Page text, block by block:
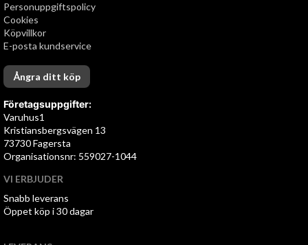
Personuppgiftspolicy
Cookies
Köpvillkor
E-posta kundservice
Ångra ditt köp
Företagsuppgifter:
Varuhus1
Kristiansbergsvägen 13
73730 Fagersta
Organisationsnr: 559027-1044
VI ERBJUDER
Snabb leverans
Öppet köp i 30 dagar